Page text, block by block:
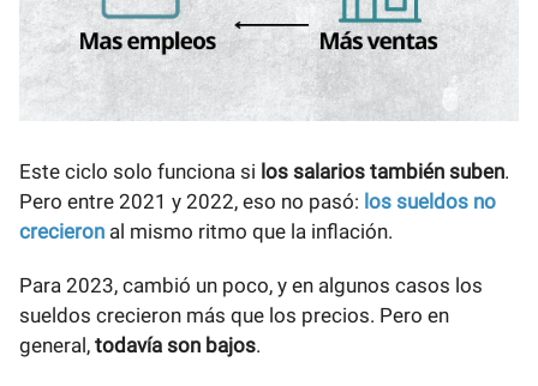
Este ciclo solo funciona si los salarios también suben.
Pero entre 2021 y 2022, eso no pasó: los sueldos no
crecieron al mismo ritmo que la inflación.
Para 2023, cambió un poco, y en algunos casos los
sueldos crecieron más que los precios. Pero en
general, todavía son bajos.